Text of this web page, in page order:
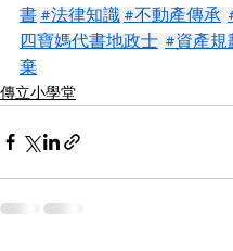
書 #法律知識 #不動產傳承
四寶媽代書地政士 #資產規
棄
傳立小學堂